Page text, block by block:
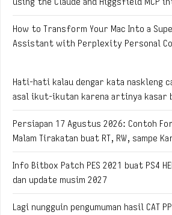
How to Transform Your Mac Into a
Assistant with Perplexity Personal
Hati-hati kalau dengar kata naskleng
asal ikut-ikutan karena artinya kasar
Persiapan 17 Agustus 2026: Contoh
Malam Tirakatan buat RT, RW, sampe
Info Bitbox Patch PES 2021 buat PS4
dan update musim 2027
Lagi nungguin pengumuman hasil CAT